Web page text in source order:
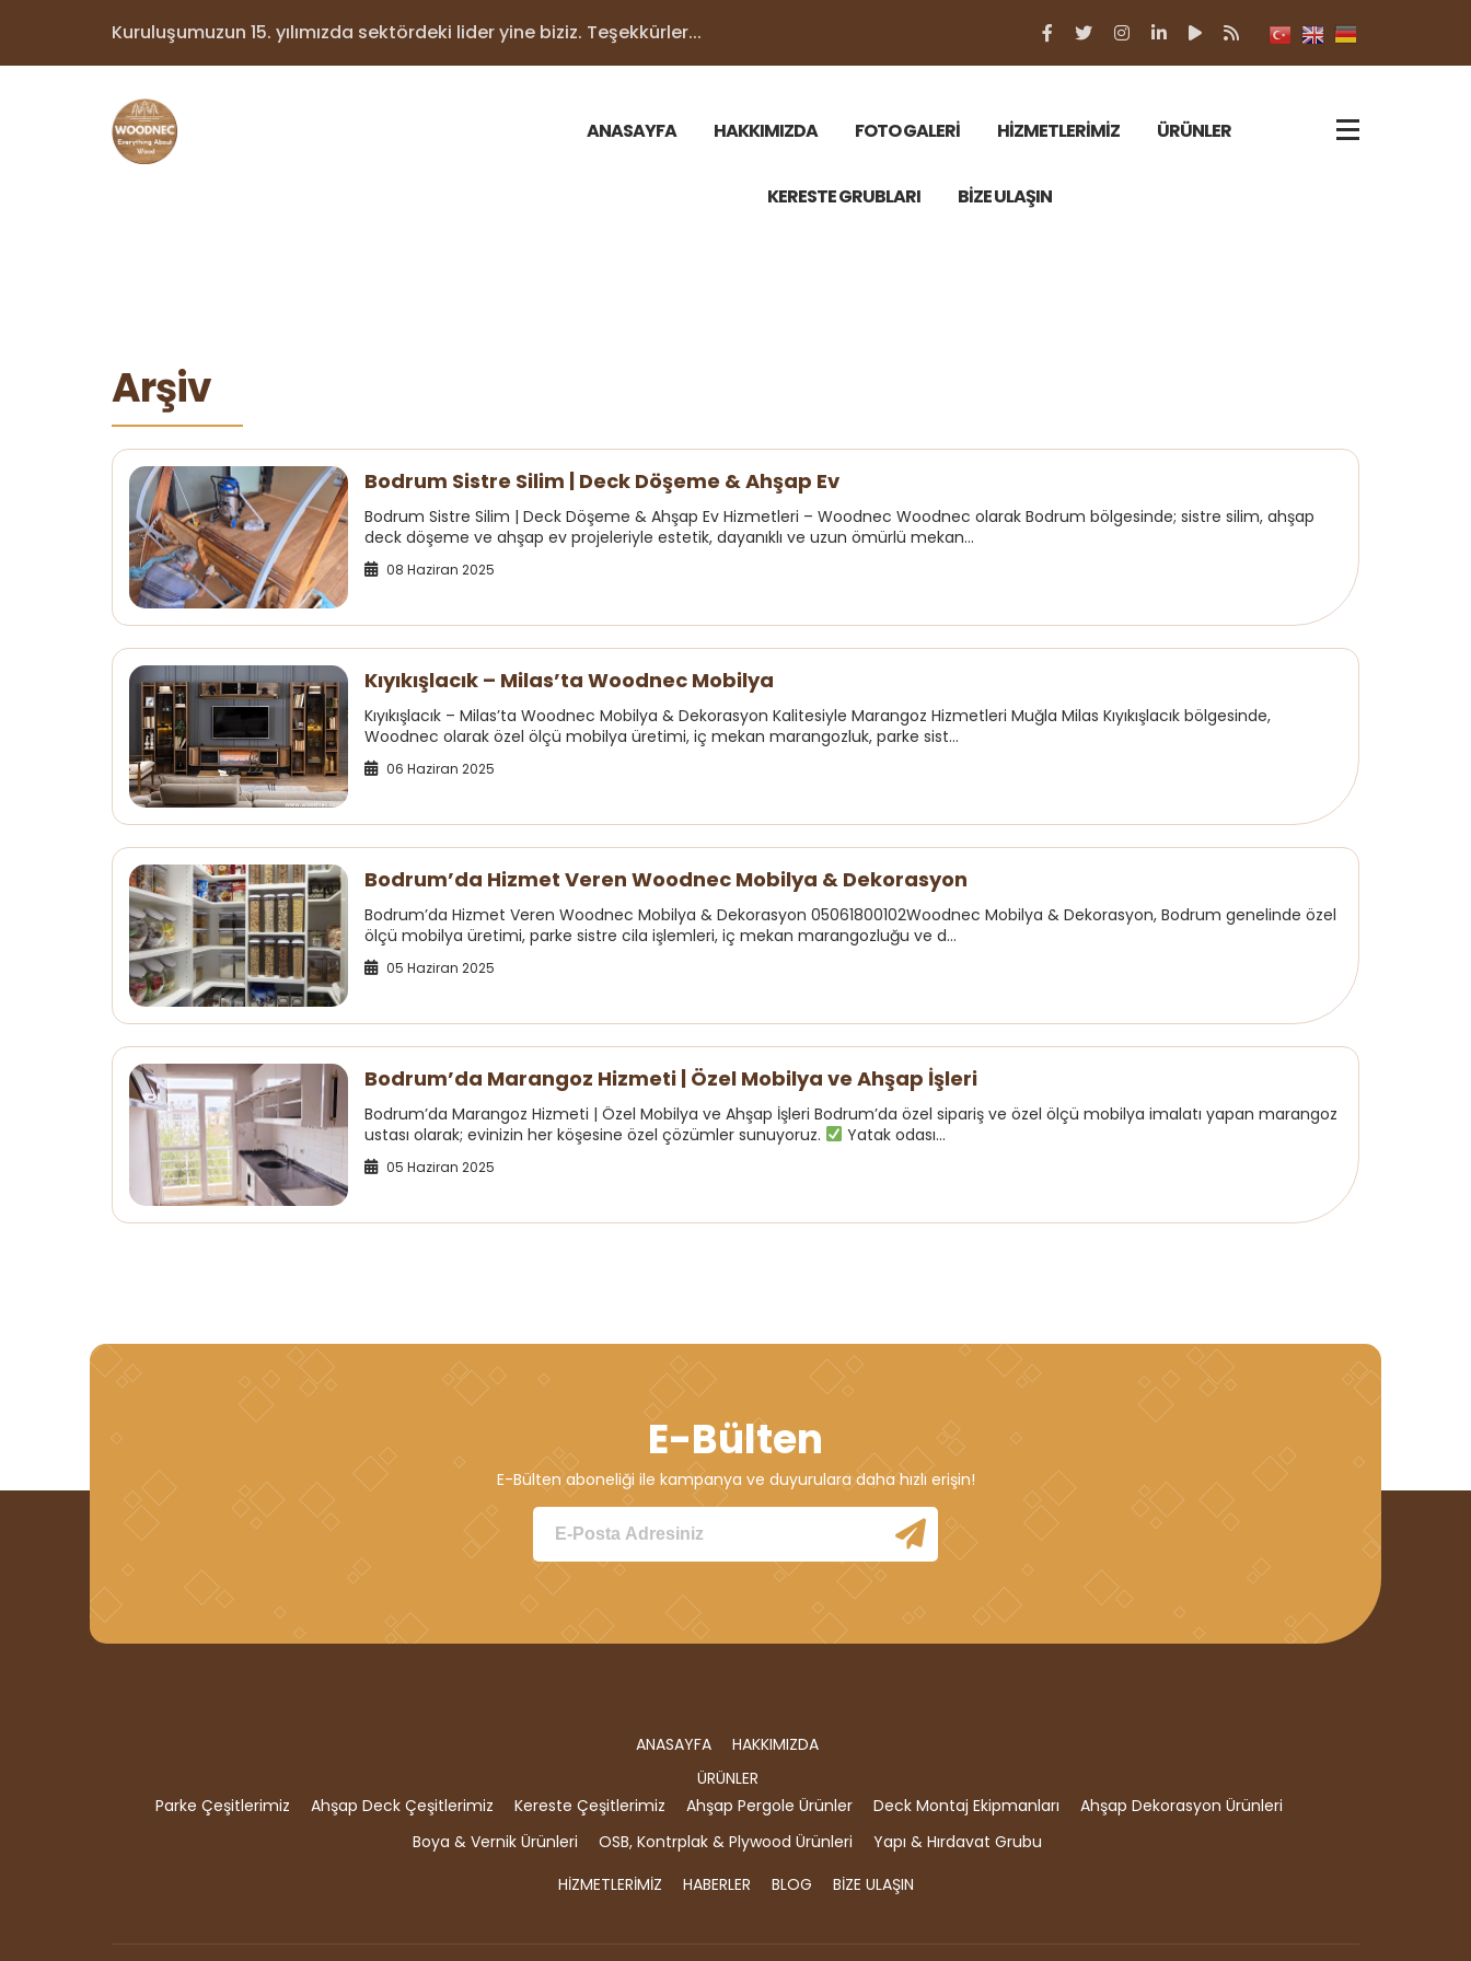
Kuruluşumuzun 15. yılımızda sektördeki lider yine biziz. Teşekkürler...
ANASAYFA HAKKIMIZDA FOTO GALERİ HİZMETLERİMİZ ÜRÜNLER
KERESTE GRUBLARI BİZE ULAŞIN
Arşiv
Bodrum Sistre Silim | Deck Döşeme & Ahşap Ev
Bodrum Sistre Silim | Deck Döşeme & Ahşap Ev Hizmetleri – Woodnec Woodnec olarak Bodrum bölgesinde; sistre silim, ahşap
deck döşeme ve ahşap ev projeleriyle estetik, dayanıklı ve uzun ömürlü mekan...
08 Haziran 2025
Kıyıkışlacık – Milas’ta Woodnec Mobilya
Kıyıkışlacık – Milas’ta Woodnec Mobilya & Dekorasyon Kalitesiyle Marangoz Hizmetleri Muğla Milas Kıyıkışlacık bölgesinde,
Woodnec olarak özel ölçü mobilya üretimi, iç mekan marangozluk, parke sist...
06 Haziran 2025
Bodrum’da Hizmet Veren Woodnec Mobilya & Dekorasyon
Bodrum’da Hizmet Veren Woodnec Mobilya & Dekorasyon 05061800102Woodnec Mobilya & Dekorasyon, Bodrum genelinde özel
ölçü mobilya üretimi, parke sistre cila işlemleri, iç mekan marangozluğu ve d...
05 Haziran 2025
Bodrum’da Marangoz Hizmeti | Özel Mobilya ve Ahşap İşleri
Bodrum’da Marangoz Hizmeti | Özel Mobilya ve Ahşap İşleri Bodrum’da özel sipariş ve özel ölçü mobilya imalatı yapan marangoz
ustası olarak; evinizin her köşesine özel çözümler sunuyoruz.
Yatak odası...
05 Haziran 2025
E-Bülten
E-Bülten aboneliği ile kampanya ve duyurulara daha hızlı erişin!
ANASAYFA
HAKKIMIZDA
ÜRÜNLER
Parke Çeşitlerimiz
Ahşap Deck Çeşitlerimiz Kereste Çeşitlerimiz Ahşap Pergole Ürünler Deck Montaj Ekipmanları
Ahşap Dekorasyon Ürünleri
Boya & Vernik Ürünleri
OSB, Kontrplak & Plywood Ürünleri
Yapı & Hırdavat Grubu
HİZMETLERİMİZ
HABERLER BLOG BİZE ULAŞIN